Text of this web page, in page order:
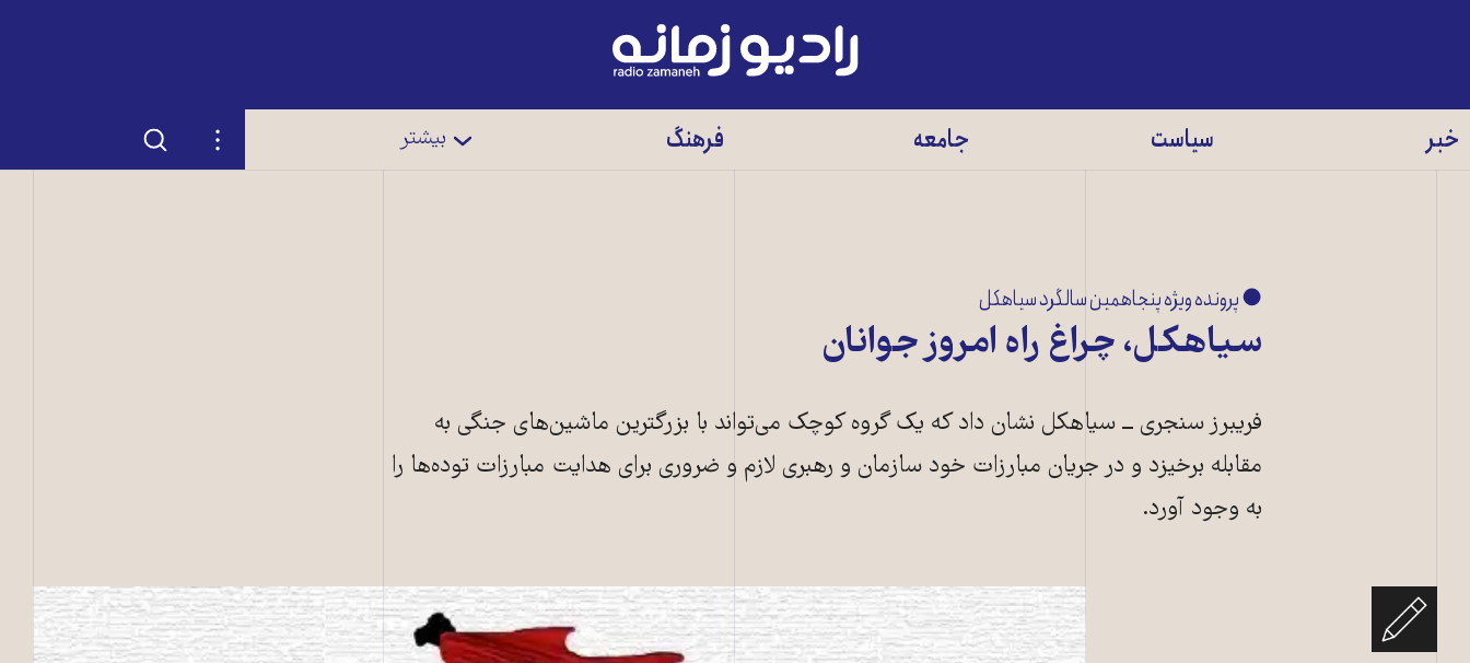
رادیو
زمانه
خبر سیاست جامعه فرهنگ بیشتر تنظیمات جستجو
● پرونده ویژه پنجاهمین سالگرد سیاهکل
سیاهکل، چراغ راه امروز جوانان
فریبرز سنجری ــ سیاهکل نشان داد که یک گروه کوچک می‌تواند با بزرگترین ماشین‌های جنگی به
مقابله برخیزد و در جریان مبارزات خود سازمان و رهبری لازم و ضروری برای هدایت مبارزات توده‌ها را
به وجود آورد.